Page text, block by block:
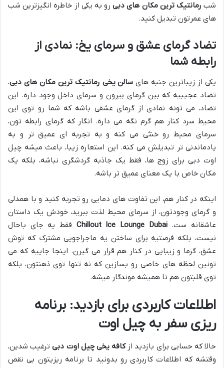
شب رمانتیک ترین مکان های دبیرو به یکی از خاطره انگیزترین شب
های عمرتون تبدیل کنید.
تضاد گرمای عشق و سرمای یخ: نمادی از
رابطه شما
یکی از زیباترین جنبه های سالن یخی رمانتیک ترین مکان های دبی،
تضاد عجیبیه که بین گرمای بیرون و سرمای داخل وجود داره. این
تضاد، می تونه نمادی از گرمای عشقی باشه که شما رو توی این
محیط سرد کنار هم گرم نگه می داره. انگار که گرمای رابطه تون،
سرمای محیط رو خنثی می کنه و به تجربه ای عمیق تر و به
یادماندنی تر تبدیلش می کنه. این استعاره زیبا، باعث میشه چیل
اوت دبی برای زوج ها، فقط یک جاذبه گردشگری نباشه، بلکه یک
مکان خاص با یک معنای عمیق تر باشه.
اینکه در کنار هم، این تفاوت های دمایی رو تجربه کنید و با همدلی
و گرمای وجودتون، از سرمای محیط لذت ببرید، خودش یک داستان
عاشقانه ست.Chillout Ice Lounge Dubai فقط یه جای باحال
نیست، بلکه فرصتیه برای ساختن یه ماجراجویی مشترک که توش
عشق، گرما و زیبایی در کنار هم قرار می گیرن. اینجا جاییه که می
تونین لحظه های خاصی رو بسازین که نه تنها توی ذهنتون، بلکه
توی قلبتون هم تا همیشه موندگار میشه.
اطلاعات کاربردی برای بازدید: برنامه
ریزی سفر به چیل اوت
حالا که حسابی برای بازدید ازکافه یخی چیل اوت دبیترغیب شدین،
وقتشه که اطلاعات کاربردی رو بدونید تا برنامه ریزیتون بی نقص